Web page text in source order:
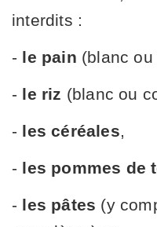
interdits :
- le pain (blanc
- le riz (blanc ou
- les céréales,
- les pommes de
- les pâtes (y